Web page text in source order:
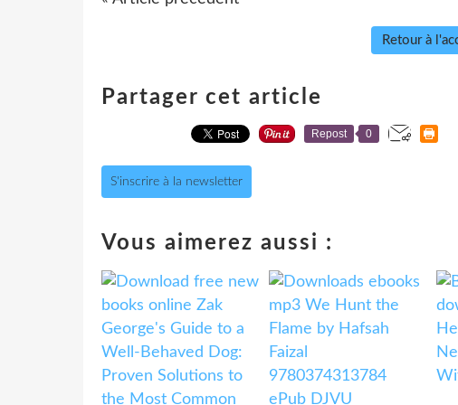
Retour à
Partager cet article
Repost 0
S'inscrire à la newsletter
Vous aimerez aussi :